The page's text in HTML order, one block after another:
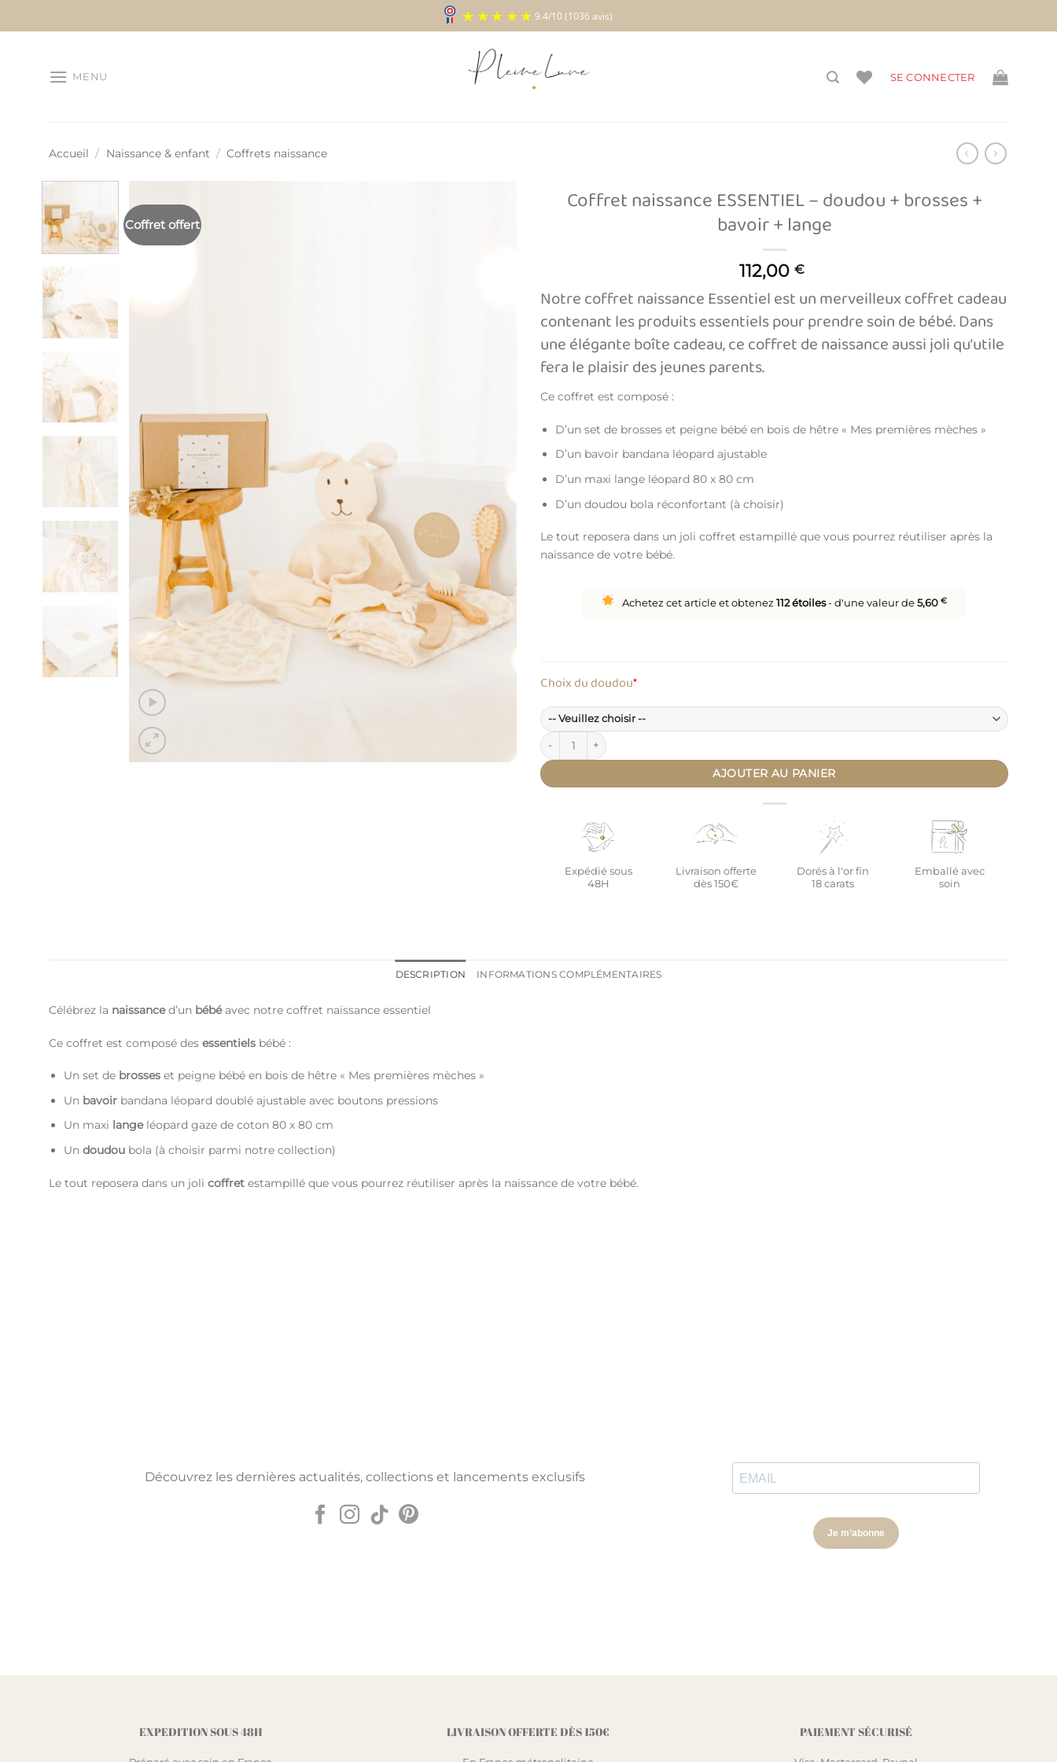
MENU SE CONNECTER
Accueil / Naissance & enfant / Coffrets naissance
Coffret offert
Coffret naissance ESSENTIEL – doudou + brosses +
bavoir + lange
112,00 €
Notre coffret naissance Essentiel est un merveilleux coffret cadeau
contenant les produits essentiels pour prendre soin de bébé. Dans
une élégante boîte cadeau, ce coffret de naissance aussi joli qu’utile
fera le plaisir des jeunes parents.
Ce coffret est composé :
D’un set de brosses et peigne bébé en bois de hêtre « Mes premières mèches »
D’un bavoir bandana léopard ajustable
D’un maxi lange léopard 80 x 80 cm
D’un doudou bola réconfortant (à choisir)
Le tout reposera dans un joli coffret estampillé que vous pourrez réutiliser après la
naissance de votre bébé.
Achetez cet article et obtenez 112étoiles- d'une valeur de5,60 €
*
Choix du doudou
quantité de Coffret naissance ESSENTIEL - doudou + brosses + bavoir + lange
AJOUTER AU PANIER
Expédié sous
48H
Livraison offerte
dès 150€
Dorés à l'or fin
18 carats
Emballé avec
soin
DESCRIPTION INFORMATIONS COMPLÉMENTAIRES
Célébrez la naissanced’un bébéavec notre coffret naissance essentiel
Ce coffret est composé des essentiels bébé :
Un set de brosseset peigne bébé en bois de hêtre « Mes premières mèches »
Un bavoirbandana léopard doublé ajustable avec boutons pressions
Un maxi langeléopard gaze de coton 80 x 80 cm
Un doudoubola (à choisir parmi notre collection)
Le tout reposera dans un joli coffret estampillé que vous pourrez réutiliser après la naissance de votre bébé.
Découvrez les dernières actualités, collections et lancements exclusifs
EXPEDITION SOUS 48H LIVRAISON OFFERTE DÈS 150€ PAIEMENT SÉCURISÉ